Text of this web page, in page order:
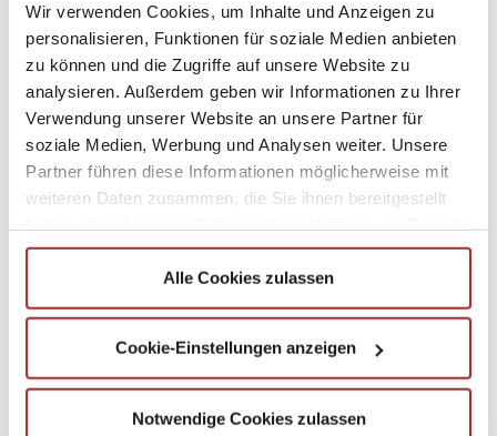
Wir verwenden Cookies, um Inhalte und Anzeigen zu
personalisieren, Funktionen für soziale Medien anbieten
zu können und die Zugriffe auf unsere Website zu
analysieren. Außerdem geben wir Informationen zu Ihrer
Verwendung unserer Website an unsere Partner für
soziale Medien, Werbung und Analysen weiter. Unsere
Partner führen diese Informationen möglicherweise mit
weiteren Daten zusammen, die Sie ihnen bereitgestellt
gesammelt haben.
Alle Cookies zulassen
Cookie-Einstellungen anzeigen
Notwendige Cookies zulassen
und beschäftigt rund 900 festangestellte, 3.000 freie
Mitarbeiter und 5.000 Zusteller. Das Unternehmen
deckt mit seinem Portfolio die ganze Bandbreite der
Medien und mediennahen Dienstleistungen ab und
setzt inhaltlich auf regionale und lokale
Informationen für seine Leser, Zuschauer, Hörer,
Internetnutzer und Werbepartner. Kernprodukt ist
die Schwäbische Zeitung – die größte regionale
Abonnementzeitung Baden-Württembergs. Zum
Portal Schwäbische.de einschließlich mobiler
Anwendungen, das Anzeigenblatt Südfinder,
Deutschlands größte regionale Privatsendergruppe
Tochterunternehmen und Business Units für
Briefzustellung sowie Beteiligungen an